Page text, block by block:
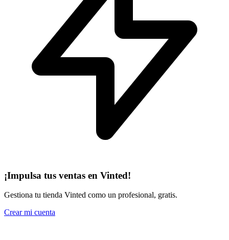
¡Impulsa tus ventas en Vinted!
Gestiona tu tienda Vinted como un profesional, gratis.
Crear mi cuenta